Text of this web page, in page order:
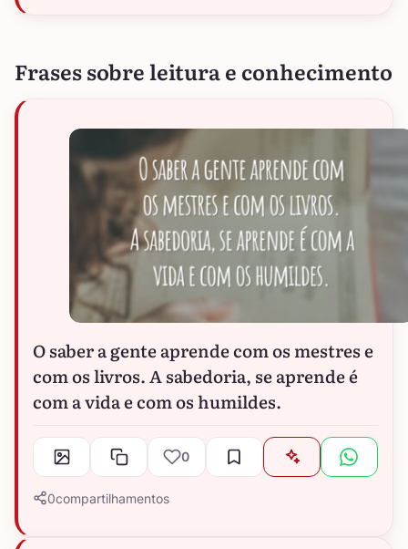
Frases sobre leitura e conhecimento
O saber a gente aprende com os mestres e
com os livros. A sabedoria, se aprende é
com a vida e com os humildes.
0
0compartilhamentos